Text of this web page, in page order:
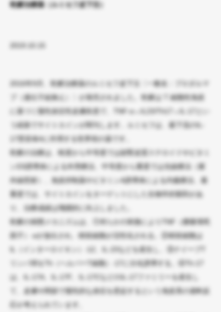
乾癬治療薬（ルミセフ皮下注）
2016年9月、乾癬治療薬のルミセフ皮下注〔一般名：ブロダルマ
ブ（遺伝子組換え）〕が発売されました。乾癬は T 細胞性免疫
に基づく慢性炎症性皮膚疾患で、TNF-α→IL23/Th17→IL-17とい
う経路でサイトカインが関与します。ルミセフは、最下流のIL-
17受容体Aに作用する世界初の薬です。
乾癬の治療は、軽度から中等度では副腎皮質ステロイドやビタミ
ンD3誘導体による外用療法、中等度から重度では光線療法（紫
外線照射）、免疫抑制薬やビタミンA誘導体による内服療法、最
重度では、サイトカインをターゲットにした生物学的製剤があ
り、治療成績は飛躍的に向上しました。
乾癬の病態メカニズムは、①何らかの刺激によりTNF（腫瘍壊死
因子）-αが放出され、樹状細胞が活性化される。②樹状細胞は
IL（インターロイキン）-12、IL-23などを産生し、③ナイーブT
リンパ球をTh（ヘルパーT細胞）-17に分化誘導する。④Th-17
は、IL-17A、IL-17F、IL-17CなどのIL-17ファミリーを産生し
て、皮膚や関節で慢性的な炎症を惹起するという免疫系の過剰反
応が考えられています。